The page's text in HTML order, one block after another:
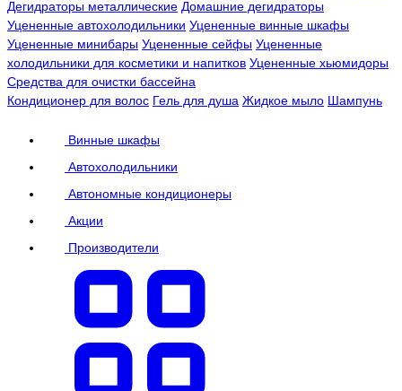
Дегидраторы металлические Домашние дегидраторы
Уцененные автохолодильники Уцененные винные шкафы
Уцененные минибары Уцененные сейфы Уцененные
холодильники для косметики и напитков Уцененные хьюмидоры
Средства для очистки бассейна
Кондиционер для волос Гель для душа Жидкое мыло Шампунь
Винные шкафы
Автохолодильники
Автономные кондиционеры
Акции
Производители